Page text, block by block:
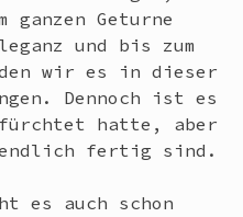
ganzen Geturne
und bis zum
wir es in dieser
Dennoch ist es
hatte, aber
fertig sind.
es auch schon